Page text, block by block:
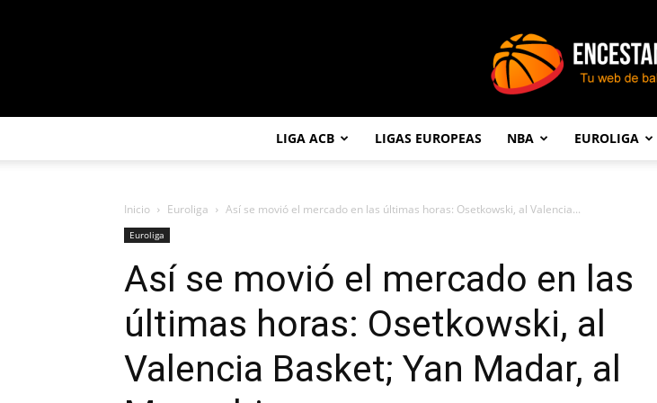
LIGA ACB LIGAS EUROPEAS NBA EUROLIGA
Inicio Euroliga Así se movió el mercado en las últimas horas: Osetkowski, al Valencia...
Euroliga
Así se movió el mercado en las
últimas horas: Osetkowski, al
Valencia Basket; Yan Madar, al